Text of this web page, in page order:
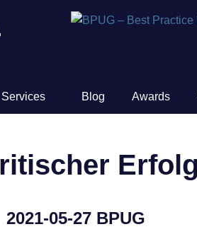
Services Blog Awards
2021-05-27 BPUG